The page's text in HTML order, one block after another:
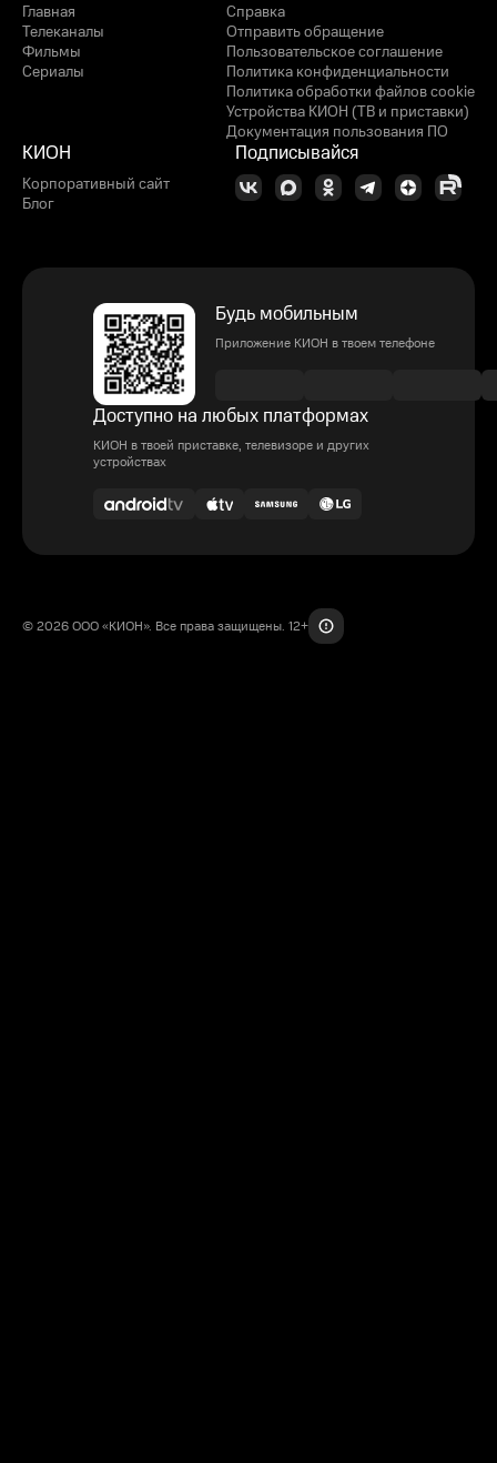
Главная
Телеканалы
Фильмы
Сериалы
Справка
Отправить обращение
Пользовательское соглашение
Политика конфиденциальности
Политика обработки файлов cookie
Устройства КИОН (ТВ и приставки)
Документация пользования ПО
КИОН
Корпоративный сайт
Блог
Подписывайся
Будь мобильным
Приложение КИОН в твоем телефоне
Доступно на любых платформах
КИОН в твоей приставке, телевизоре и других
устройствах
© 2026 ООО «КИОН». Все права защищены. 12+